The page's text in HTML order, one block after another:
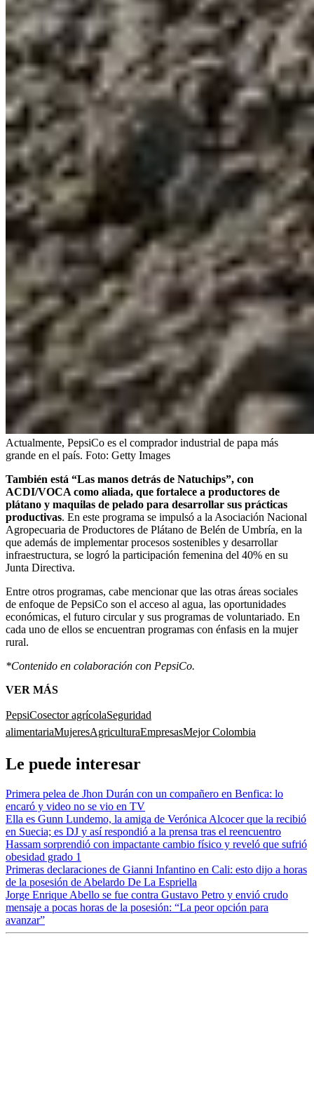
Actualmente, PepsiCo es el comprador industrial de papa más
grande en el país. Foto: Getty Images
También está “Las manos detrás de Natuchips”, con
ACDI/VOCA como aliada, que fortalece a productores de
plátano y maquilas de pelado para desarrollar sus prácticas
productivas. En este programa se impulsó a la Asociación Nacional
Agropecuaria de Productores de Plátano de Belén de Umbría, en la
que además de implementar procesos sostenibles y desarrollar
infraestructura, se logró la participación femenina del 40% en su
Junta Directiva.
Entre otros programas, cabe mencionar que las otras áreas sociales
de enfoque de PepsiCo son el acceso al agua, las oportunidades
económicas, el futuro circular y sus programas de voluntariado. En
cada uno de ellos se encuentran programas con énfasis en la mujer
rural.
*Contenido en colaboración con PepsiCo.
VER MÁS
PepsiCosector agrícolaSeguridad
alimentariaMujeresAgriculturaEmpresasMejor Colombia
Le puede interesar
Primera pelea de Jhon Durán con un compañero en Benfica: lo
encaró y video no se vio en TV
Ella es Gunn Lundemo, la amiga de Verónica Alcocer que la recibió
en Suecia; es DJ y así respondió a la prensa tras el reencuentro
Hassam sorprendió con impactante cambio físico y reveló que sufrió
obesidad grado 1
Primeras declaraciones de Gianni Infantino en Cali: esto dijo a horas
de la posesión de Abelardo De La Espriella
Jorge Enrique Abello se fue contra Gustavo Petro y envió crudo
mensaje a pocas horas de la posesión: “La peor opción para
avanzar”